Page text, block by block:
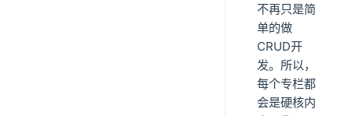
不再只是简
单的做
CRUD开
发。所以，
每个专栏都
会是硬核内